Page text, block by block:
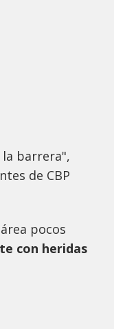
barrera",
de CBP
pocos
con heridas